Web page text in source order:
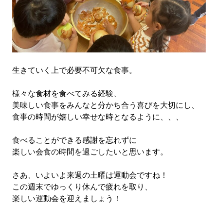
生きていく上で必要不可欠な食事。
様々な食材を食べてみる経験、
美味しい食事をみんなと分かち合う喜びを大切にし、
食事の時間が嬉しい幸せな時となるように、、、
食べることができる感謝を忘れずに
楽しい会食の時間を過ごしたいと思います。
さあ、いよいよ来週の土曜は運動会ですね！
この週末でゆっくり休んで疲れを取り、
楽しい運動会を迎えましょう！